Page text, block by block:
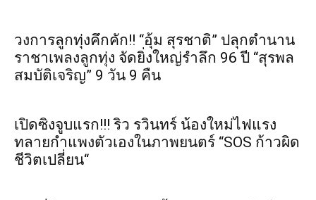
วงการลูกทุ่งคึกคัก!! “อุ้ม สุรชาติ” ปลุกตำนาน
ราชาเพลงลูกทุ่ง จัดยิ่งใหญ่รำลึก 96 ปี “สุรพล
สมบัติเจริญ” 9 วัน 9 คืน
เปิดซิงจูบแรก!!! ริว รวินทร์ น้องใหม่ไฟแรง
ทลายกำแพงตัวเองในภาพยนตร์ “SOS ก้าวผิด
ชีวิตเปลี่ยน“